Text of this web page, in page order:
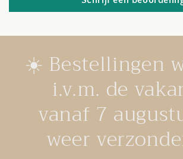
☀️ Bestellingen
i.v.m. de
vanaf 7
weer